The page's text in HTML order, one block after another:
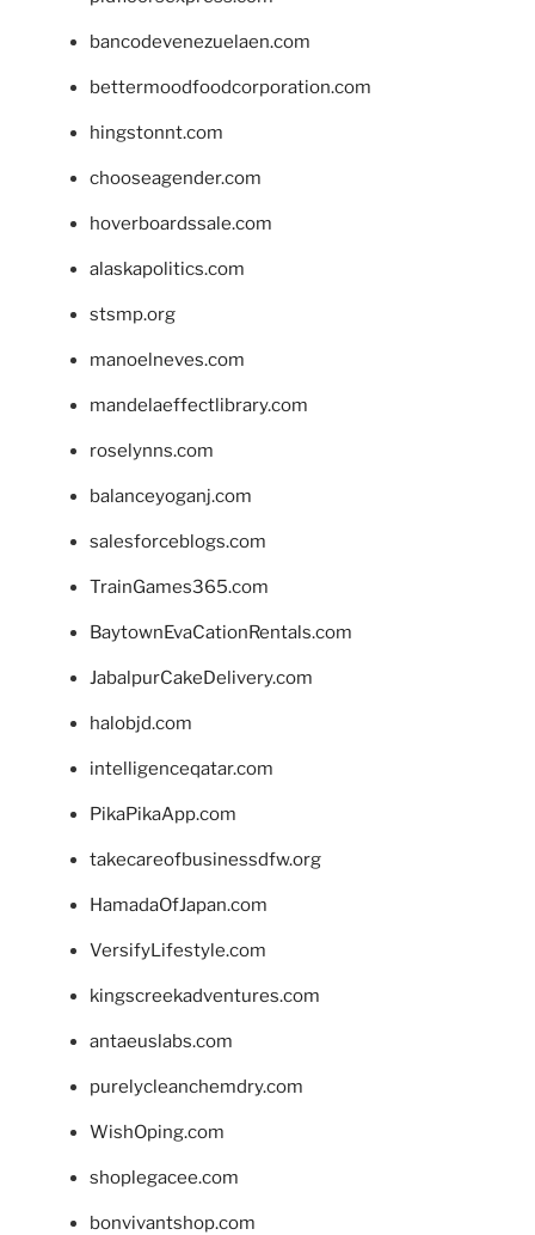
bancodevenezuelaen.com
bettermoodfoodcorporation.com
hingstonnt.com
chooseagender.com
hoverboardssale.com
alaskapolitics.com
stsmp.org
manoelneves.com
mandelaeffectlibrary.com
roselynns.com
balanceyoganj.com
salesforceblogs.com
TrainGames365.com
BaytownEvaCationRentals.com
JabalpurCakeDelivery.com
halobjd.com
intelligenceqatar.com
PikaPikaApp.com
takecareofbusinessdfw.org
HamadaOfJapan.com
VersifyLifestyle.com
kingscreekadventures.com
antaeuslabs.com
purelycleanchemdry.com
WishOping.com
shoplegacee.com
bonvivantshop.com